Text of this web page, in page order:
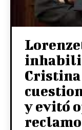
Cristina
y evitó